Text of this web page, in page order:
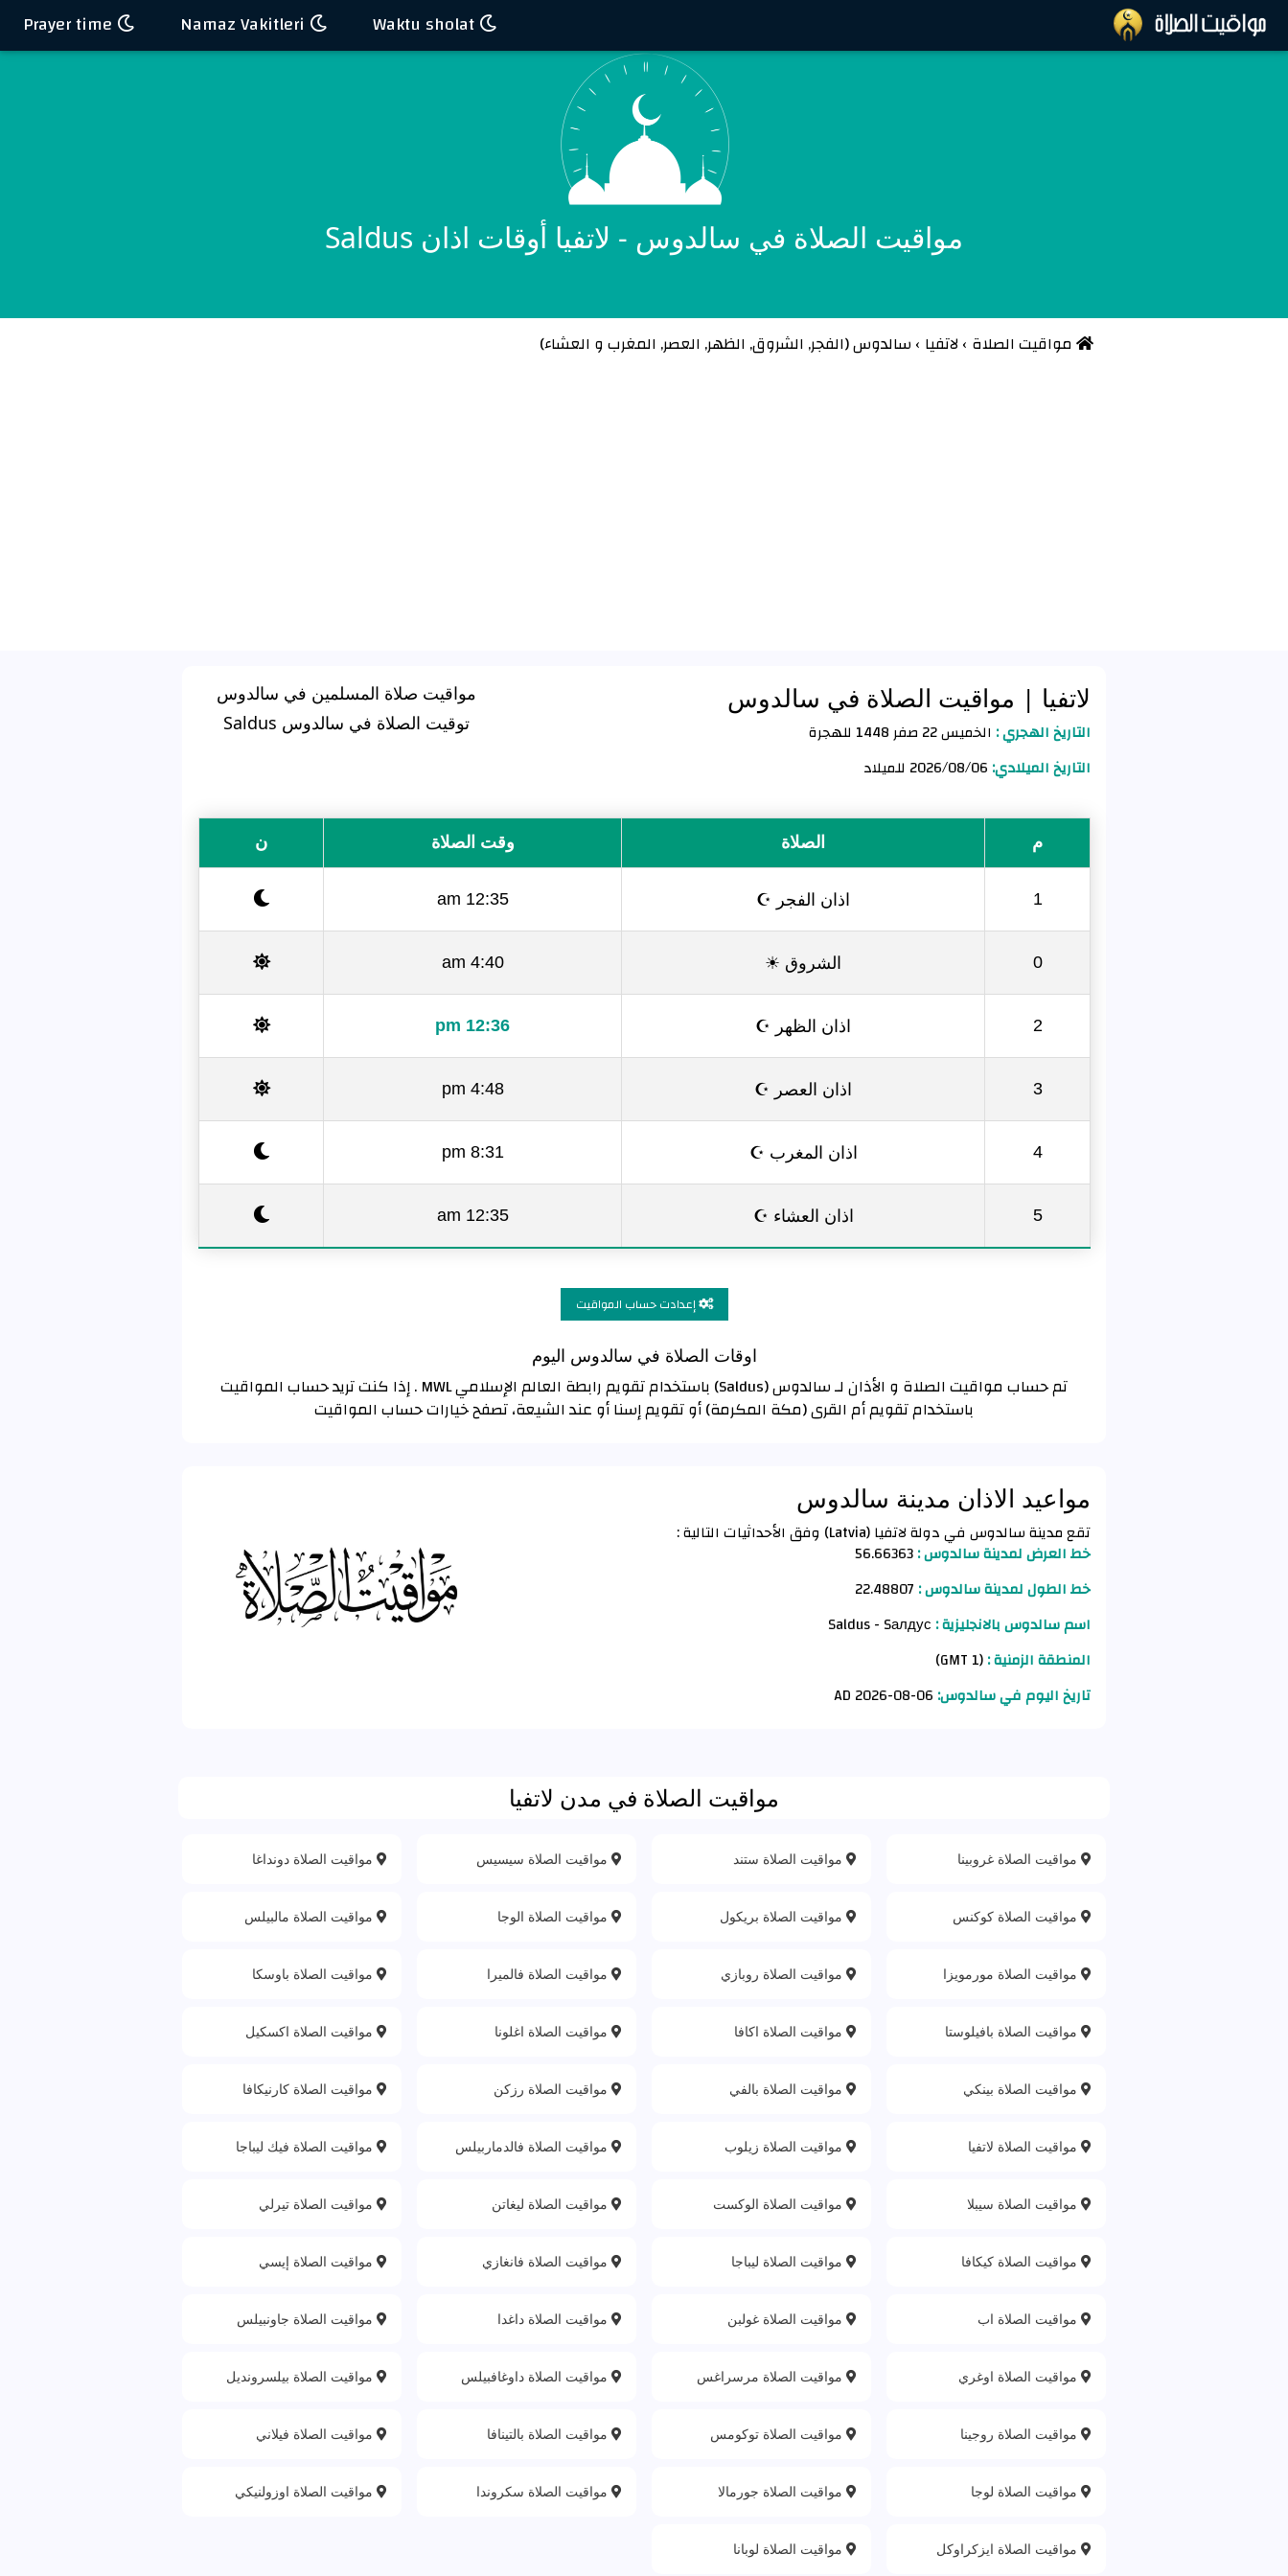
مواقيت الصلاة في سالدوس - لاتفيا أوقات اذان Saldus
مواقيت الصلاة › لاتفيا › سالدوس (الفجر, الشروق, الظهر, العصر, المغرب و العشاء)
لاتفيا | مواقيت الصلاة في سالدوس
التاريخ الهجري : الخميس 22 صفر 1448 للهجرة
التاريخ الميلادي:
مواقيت صلاة المسلمين في سالدوس
توقيت الصلاة في سالدوس Saldus
م الصلاة وقت الصلاة ن
1 اذان الفجر ☪ 12:35 am
0 الشروق ☀ 4:40 am
2 اذان الظهر ☪ 12:36 pm
3 اذان العصر ☪ 4:48 pm
4 اذان المغرب ☪ 8:31 pm
5 اذان العشاء ☪ 12:35 am
إعدادت حساب المواقيت
اوقات الصلاة في سالدوس اليوم
تم حساب مواقيت الصلاة و الأذان لـ سالدوس (Saldus) باستخدام تقويم رابطة العالم الإسلامي MWL . إذا كنت تريد حساب المواقيت
باستخدام تقويم أم القرى (مكة المكرمة) أو تقويم إسنا أو عند الشيعة، تصفح خيارات حساب المواقيت
مواعيد الاذان مدينة سالدوس
تقع مدينة سالدوس في دولة لاتفيا (Latvia) وفق الأحداثيات التالية :
خط العرض لمدينة سالدوس :56.66363
خط الطول لمدينة سالدوس :
اسم سالدوس بالانجليزية :
المنطقة الزمنية :(GMT 1)
تاريخ اليوم في سالدوس:
مواقيت الصلاة في مدن لاتفيا
مواقيت الصلاة غروبينا مواقيت الصلاة ستند مواقيت الصلاة سيسيس مواقيت الصلاة دونداغا
مواقيت الصلاة كوكنس مواقيت الصلاة بريكول مواقيت الصلاة الوجا مواقيت الصلاة مالبيلس
مواقيت الصلاة مورمويزا مواقيت الصلاة روبازي مواقيت الصلاة فالميرا مواقيت الصلاة باوسكا
مواقيت الصلاة بافيلوستا مواقيت الصلاة اكافا مواقيت الصلاة اغلونا مواقيت الصلاة اكسكيل
مواقيت الصلاة بينكي مواقيت الصلاة بالفي مواقيت الصلاة رزكن مواقيت الصلاة كارنيكافا
مواقيت الصلاة لاتفيا مواقيت الصلاة زيلوب مواقيت الصلاة فالدماربيلس مواقيت الصلاة فيك ليباجا
مواقيت الصلاة سيبلا مواقيت الصلاة الوكست مواقيت الصلاة ليغاتن مواقيت الصلاة تيرلي
مواقيت الصلاة كيكافا مواقيت الصلاة ليباجا مواقيت الصلاة فانغازي مواقيت الصلاة إيسي
مواقيت الصلاة اب مواقيت الصلاة غولبن مواقيت الصلاة داغدا مواقيت الصلاة جاونبيلس
مواقيت الصلاة اوغري مواقيت الصلاة مرسراغس مواقيت الصلاة داوغافبيلس مواقيت الصلاة بيلسرونديل
مواقيت الصلاة روجينا مواقيت الصلاة توكومس مواقيت الصلاة بالتينافا مواقيت الصلاة فيلاني
مواقيت الصلاة لوجا مواقيت الصلاة جورمالا مواقيت الصلاة سكروندا مواقيت الصلاة اوزولنيكي
مواقيت الصلاة ايزكراوكل مواقيت الصلاة لوبانا